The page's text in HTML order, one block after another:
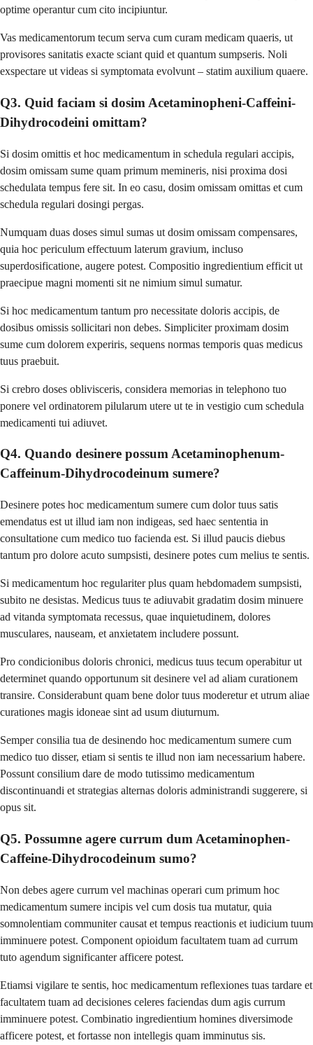
optime operantur cum cito incipiuntur.
Vas medicamentorum tecum serva cum curam medicam quaeris, ut
provisores sanitatis exacte sciant quid et quantum sumpseris. Noli
exspectare ut videas si symptomata evolvunt – statim auxilium quaere.
Q3. Quid faciam si dosim Acetaminopheni-Caffeini-
Dihydrocodeini omittam?
Si dosim omittis et hoc medicamentum in schedula regulari accipis,
dosim omissam sume quam primum memineris, nisi proxima dosi
schedulata tempus fere sit. In eo casu, dosim omissam omittas et cum
schedula regulari dosingi pergas.
Numquam duas doses simul sumas ut dosim omissam compensares,
quia hoc periculum effectuum laterum gravium, incluso
superdosificatione, augere potest. Compositio ingredientium efficit ut
praecipue magni momenti sit ne nimium simul sumatur.
Si hoc medicamentum tantum pro necessitate doloris accipis, de
dosibus omissis sollicitari non debes. Simpliciter proximam dosim
sume cum dolorem experiris, sequens normas temporis quas medicus
tuus praebuit.
Si crebro doses oblivisceris, considera memorias in telephono tuo
ponere vel ordinatorem pilularum utere ut te in vestigio cum schedula
medicamenti tui adiuvet.
Q4. Quando desinere possum Acetaminophenum-
Caffeinum-Dihydrocodeinum sumere?
Desinere potes hoc medicamentum sumere cum dolor tuus satis
emendatus est ut illud iam non indigeas, sed haec sententia in
consultatione cum medico tuo facienda est. Si illud paucis diebus
tantum pro dolore acuto sumpsisti, desinere potes cum melius te sentis.
Si medicamentum hoc regulariter plus quam hebdomadem sumpsisti,
subito ne desistas. Medicus tuus te adiuvabit gradatim dosim minuere
ad vitanda symptomata recessus, quae inquietudinem, dolores
musculares, nauseam, et anxietatem includere possunt.
Pro condicionibus doloris chronici, medicus tuus tecum operabitur ut
determinet quando opportunum sit desinere vel ad aliam curationem
transire. Considerabunt quam bene dolor tuus moderetur et utrum aliae
curationes magis idoneae sint ad usum diuturnum.
Semper consilia tua de desinendo hoc medicamentum sumere cum
medico tuo disser, etiam si sentis te illud non iam necessarium habere.
Possunt consilium dare de modo tutissimo medicamentum
discontinuandi et strategias alternas doloris administrandi suggerere, si
opus sit.
Q5. Possumne agere currum dum Acetaminophen-
Caffeine-Dihydrocodeinum sumo?
Non debes agere currum vel machinas operari cum primum hoc
medicamentum sumere incipis vel cum dosis tua mutatur, quia
somnolentiam communiter causat et tempus reactionis et iudicium tuum
imminuere potest. Component opioidum facultatem tuam ad currum
tuto agendum significanter afficere potest.
Etiamsi vigilare te sentis, hoc medicamentum reflexiones tuas tardare et
facultatem tuam ad decisiones celeres faciendas dum agis currum
imminuere potest. Combinatio ingredientium homines diversimode
afficere potest, et fortasse non intellegis quam imminutus sis.